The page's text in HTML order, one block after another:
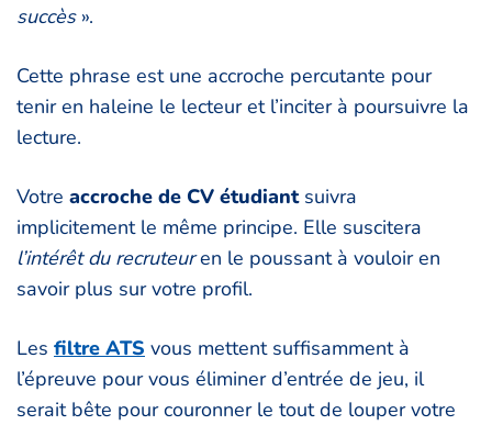
succès».
Cette phrase est une accroche percutante pour
tenir en haleine le lecteur et l’inciter à poursuivre la
lecture.
Votre accroche de CV étudiantsuivra
implicitement le même principe. Elle suscitera
l’intérêt du recruteuren le poussant à vouloir en
savoir plus sur votre profil.
Les filtre ATS vous mettent suffisamment à
l’épreuve pour vous éliminer d’entrée de jeu, il
serait bête pour couronner le tout de louper votre